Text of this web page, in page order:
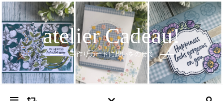
atelier Cadeau!
手作りカードに想いをのせて